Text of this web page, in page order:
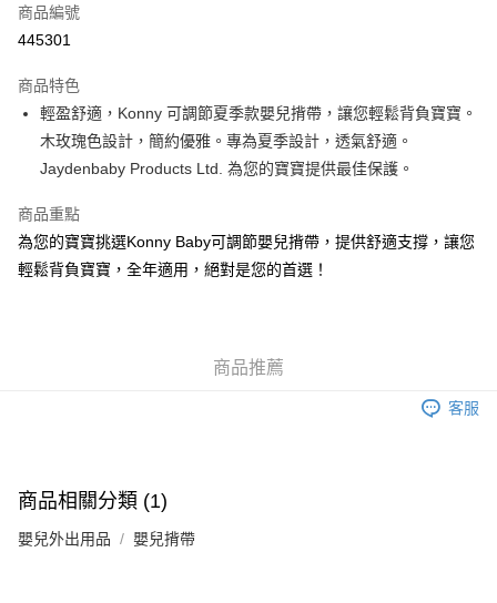
Apple Pay
AlipayHK
PayMe
送貨方式
香港配送
商品編號
445301
商品特色
輕盈舒適，Konny 可調節夏季款嬰兒揹帶，讓您輕鬆背負寶寶。
木玫瑰色設計，簡約優雅。專為夏季設計，透氣舒適。
Jaydenbaby Products Ltd. 為您的寶寶提供最佳保護。
商品重點
為您的寶寶挑選Konny Baby可調節嬰兒揹帶，提供舒適支撐，讓您
輕鬆背負寶寶，全年適用，絕對是您的首選！
商品推薦
客服
商品相關分類 (1)
嬰兒外出用品 嬰兒揹帶